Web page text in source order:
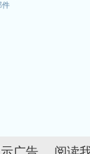
件